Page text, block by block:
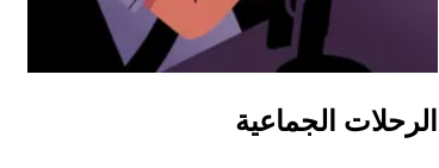
الرحلات الجماعية